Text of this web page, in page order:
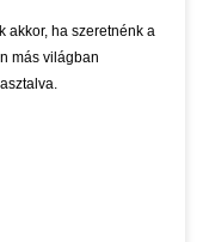
akkor, ha szeretnénk a
más világban